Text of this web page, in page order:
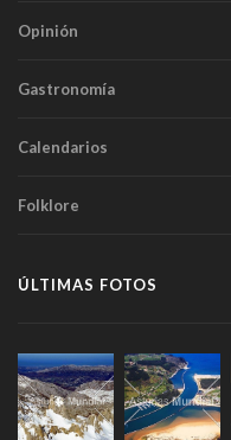
Opinión
Gastronomía
Calendarios
Folklore
ÚLTIMAS FOTOS